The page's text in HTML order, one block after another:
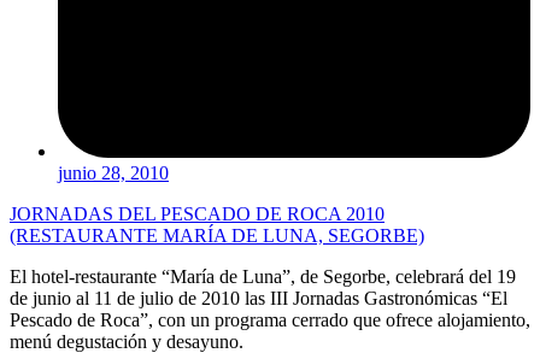
junio 28, 2010
JORNADAS DEL PESCADO DE ROCA 2010
(RESTAURANTE MARÍA DE LUNA, SEGORBE)
El hotel-restaurante “María de Luna”, de Segorbe, celebrará del 19
de junio al 11 de julio de 2010 las III Jornadas Gastronómicas “El
Pescado de Roca”, con un programa cerrado que ofrece alojamiento,
menú degustación y desayuno.